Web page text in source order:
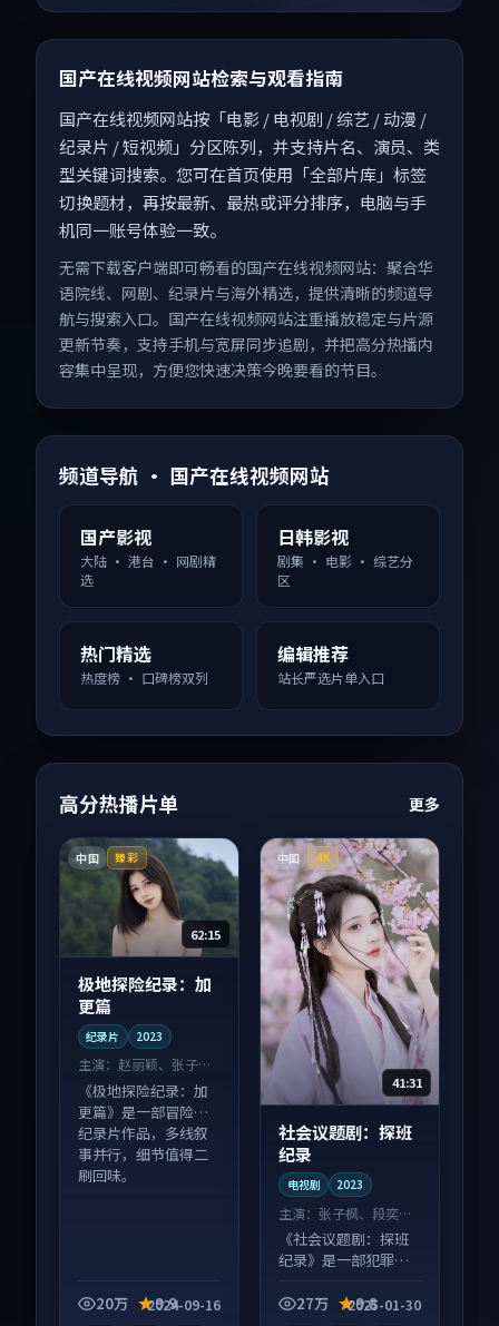
国产在线视频网站检索与观看指南
国产在线视频网站按「电影 / 电视剧 / 综艺 / 动漫 /
纪录片 / 短视频」分区陈列，并支持片名、演员、类
型关键词搜索。您可在首页使用「全部片库」标签
切换题材，再按最新、最热或评分排序，电脑与手
机同一账号体验一致。
无需下载客户端即可畅看的国产在线视频网站：聚合华
语院线、网剧、纪录片与海外精选，提供清晰的频道导
航与搜索入口。国产在线视频网站注重播放稳定与片源
更新节奏，支持手机与宽屏同步追剧，并把高分热播内
容集中呈现，方便您快速决策今晚要看的节目。
频道导航 · 国产在线视频网站
国产影视
大陆 · 港台 · 网剧精
选
日韩影视
剧集 · 电影 · 综艺分
区
热门精选
热度榜 · 口碑榜双列
编辑推荐
站长严选片单入口
高分热播片单 更多
中国 臻彩
62:15
极地探险纪录：加
更篇
纪录片 2023
主演： 赵丽颖、张子枫
等
《极地探险纪录：加
更篇》是一部冒险向
纪录片作品，多线叙
事并行，细节值得二
刷回味。
20万 9.9
2024-09-16
中国 4K
41:31
社会议题剧：探班
纪录
电视剧 2023
主演： 张子枫、段奕宏
等
《社会议题剧：探班
纪录》是一部犯罪向
素齐全，观感爽快不
27万 9.8
2025-01-30